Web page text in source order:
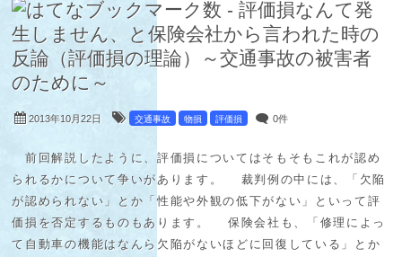
2013年10月22日 交通事故 物損 評価損 0件
前回解説したように、評価損についてはそもそもこれが認め
られるかについて争いがあります。 裁判例の中には、「欠陥
が認められない」とか「性能や外観の低下がない」といって評
価損を否定するものもあります。 保険会社も、「修理によっ
て自動車の機能はなんら欠陥がないほどに回復している」とか